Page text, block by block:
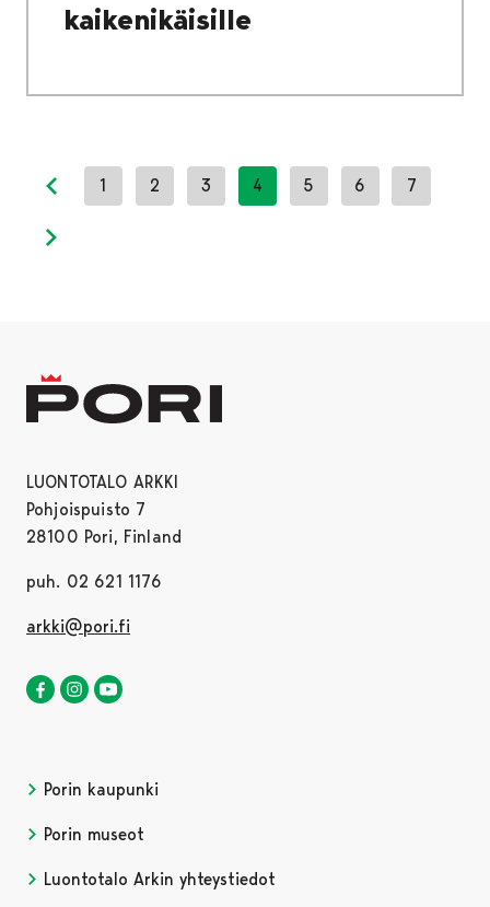
kaikenikäisille
Previous page
1 2 3 4 5 6 7
LUONTOTALO ARKKI
Pohjoispuisto 7
28100 Pori, Finland
puh. 02 621 1176
arkki@pori.fi
Luontotalo Arkki Facebookissa
Avautuu uudessa välilehdessä
Luontotalo Arkki Instagramissa
Avautuu uudessa välilehdessä
Porin kaupunki
Porin museot
Luontotalo Arkin yhteystiedot